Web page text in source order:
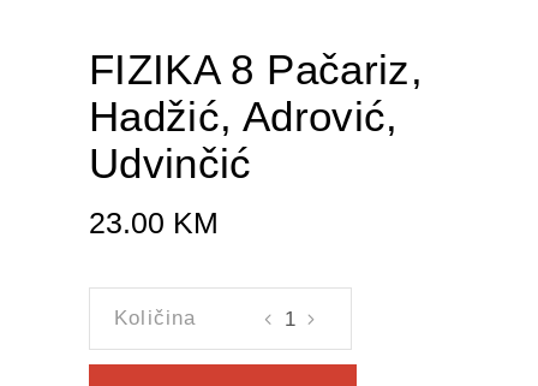
FIZIKA 8 Pačariz,
Hadžić, Adrović,
Udvinčić
23.00 KM
Pačariz,